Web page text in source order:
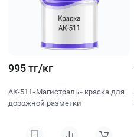
995 тг/кг
АК-511«Магистраль» краска для
дорожной разметки